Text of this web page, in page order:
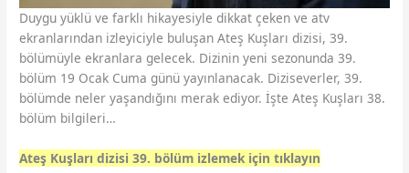
Duygu yüklü ve farklı hikayesiyle dikkat çeken ve atv
ekranlarından izleyiciyle buluşan Ateş Kuşları dizisi, 39.
bölümüyle ekranlara gelecek. Dizinin yeni sezonunda 39.
bölüm 19 Ocak Cuma günü yayınlanacak. Diziseverler, 39.
bölümde neler yaşandığını merak ediyor. İşte Ateş Kuşları 38.
bölüm bilgileri…
Ateş Kuşları dizisi 39. bölüm izlemek için tıklayın